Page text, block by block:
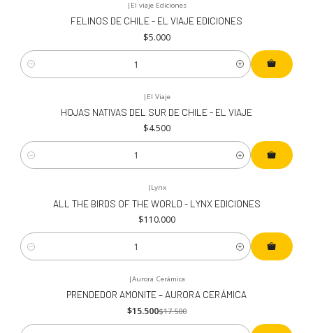
| El viaje Ediciones
FELINOS DE CHILE - EL VIAJE EDICIONES
$5.000
Cantidad
| El Viaje
HOJAS NATIVAS DEL SUR DE CHILE - EL VIAJE
$4.500
Cantidad
| Lynx
ALL THE BIRDS OF THE WORLD - LYNX EDICIONES
$110.000
Cantidad
OFF
|Aurora Cerámica
PRENDEDOR AMONITE – AURORA CERÁMICA
$15.500$17.500